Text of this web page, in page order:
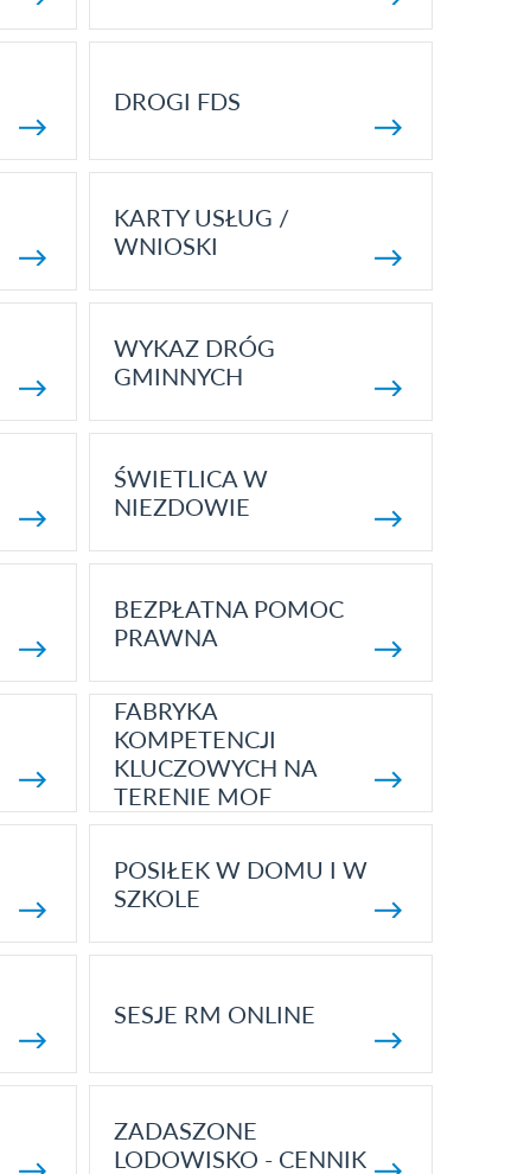
DROGI FDS
KARTY USŁUG /
WNIOSKI
WYKAZ DRÓG
GMINNYCH
ŚWIETLICA W
NIEZDOWIE
BEZPŁATNA POMOC
PRAWNA
FABRYKA
KOMPETENCJI
KLUCZOWYCH NA
TERENIE MOF
POSIŁEK W DOMU I W
SZKOLE
SESJE RM ONLINE
ZADASZONE
LODOWISKO - CENNIK